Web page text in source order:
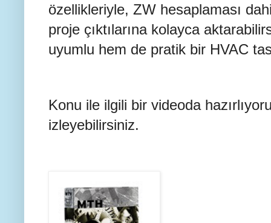
özellikleriyle, ZW hesaplaması
proje çıktılarına kolayca
uyumlu hem de pratik bir HVAC
Konu ile ilgili bir videoda
izleyebilirsiniz.